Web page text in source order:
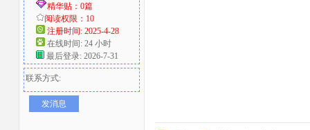
精华贴：0篇
阅读权限：10
注册时间: 2025-4-28
在线时间: 24 小时
最后登录: 2026-7-31
联系方式:
发消息